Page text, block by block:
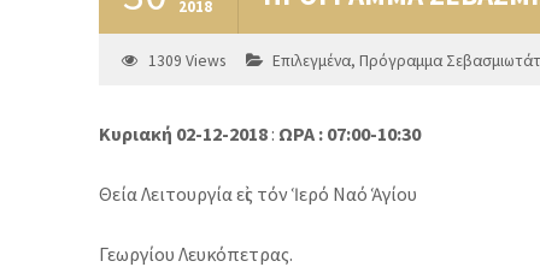
2018
1309 Views Επιλεγμένα, Πρόγραμμα
Κυριακή 02-12-2018 : ΩΡΑ : 07:00-10:30
Θεία Λειτουργία εἰς τόν Ἱερό Ναό Ἁγίου
Γεωργίου Λευκόπετρας.